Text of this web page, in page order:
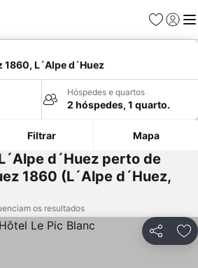
Favoritos
Iniciar
L´Alpe d´Huez
Hóspedes e quartos
2 hóspedes, 1 quarto.
Filtrar Mapa
d´Huez perto de
1860 (L´Alpe d´Huez,
os resultados
Partilhar